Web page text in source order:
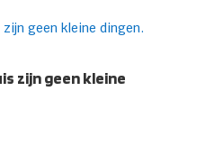
zijn geen kleine